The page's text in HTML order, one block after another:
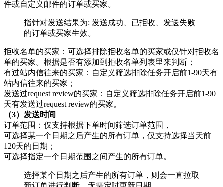
件或自定义邮件的订单或买家。
指针对发送结果为: 发送成功、已拒收、发送失败
的订单或买家生效。
拒收名单的买家：可选择排除拒收名单的买家或仅针对拒收名
单的买家。根据是否有添加到拒收名单列表里来判断；
有过站内信往来的买家：自定义筛选排除任务开启前1-90天有
站内信往来的买家；
发送过request review的买家：自定义筛选排除任务开启前1-90
天有发送过request review的买家。
（3）发送时间
订单范围：仅支持根据下单时间筛选订单范围，
可选择某一个日期之后产生的所有订单，仅支持选择当天前
120天的日期；
可选择指定一个日期范围之间产生的所有订单。
选择某个日期之后产生的所有订单，则会一直拉取
新订单进行判断，无需定时更新日期。